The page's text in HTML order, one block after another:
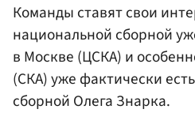
Команды ставят свои
национальной сборной
в Москве (ЦСКА) и
(СКА) уже фактически
сборной Олега Знарка.